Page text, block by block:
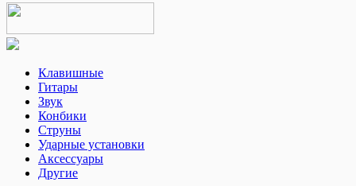
Клавишные
Гитары
Звук
Конбики
Струны
Ударные установки
Аксессуары
Другие